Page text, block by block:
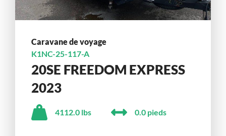
Caravane de voyage
K1NC-25-117-A
20SE FREEDOM EXPRESS
2023
4112.0 lbs 0.0 pieds